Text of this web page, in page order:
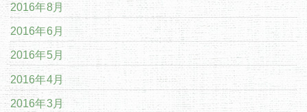
2016年8月
2016年6月
2016年5月
2016年4月
2016年3月